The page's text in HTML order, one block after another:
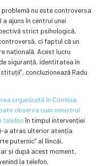
nu este controversa
ajuns în centrul unei
strict psihologică,
ci faptul că un
națională. Acest lucru
siguranță, identitatea în
concluzionează Radu
organizată în Comisia
observa cum ministrul
telefon în timpul intervenției
i-a atras ulterior atenția
puternic” al Ilincăi,
și după acest moment,
la telefon.